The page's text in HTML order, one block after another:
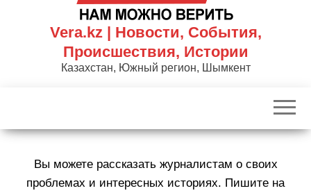
к
р
Vera.kz | Новости, События,
Происшествия, Истории
Казахстан, Южный регион, Шымкент
Вы можете рассказать журналистам о своих
проблемах и интересных историях. Пишите на